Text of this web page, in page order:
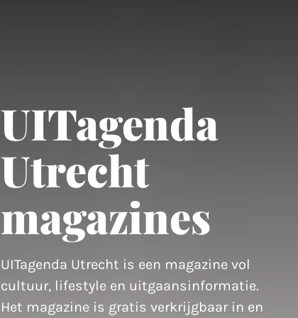
UITagenda
Utrecht
magazines
UITagenda Utrecht is een magazine vol
cultuur, lifestyle en uitgaansinformatie.
Het magazine is gratis verkrijgbaar in en